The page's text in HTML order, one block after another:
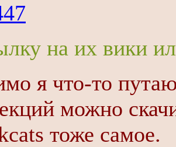
на их вики
я что-то
можно
тоже самое.